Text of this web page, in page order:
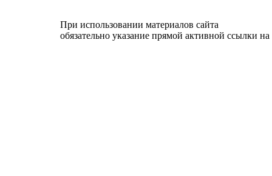
При использовании материалов сайта
обязательно указание прямой активной ссылки на